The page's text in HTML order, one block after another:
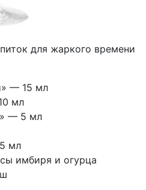
для жаркого времени
— 15 мл
мл
— 5 мл
мл
имбиря и огурца